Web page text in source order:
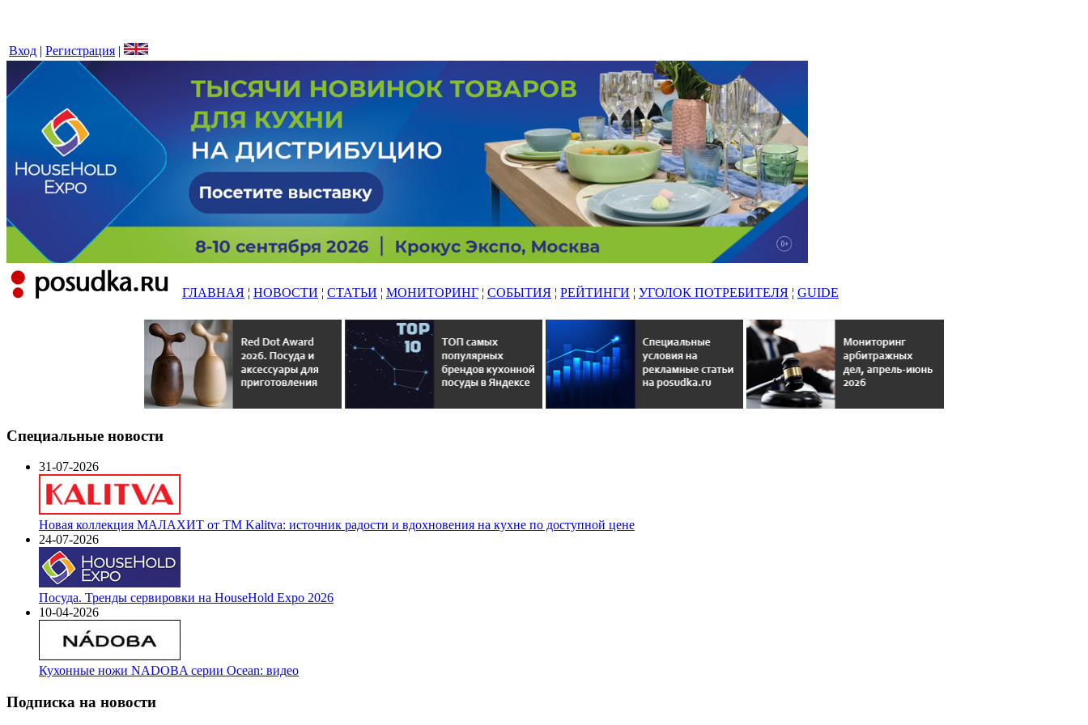
Вход | Регистрация |
ГЛАВНАЯ ¦ НОВОСТИ ¦ СТАТЬИ ¦ МОНИТОРИНГ ¦ СОБЫТИЯ ¦ РЕЙТИНГИ ¦ УГОЛОК ПОТРЕБИТЕЛЯ ¦ GUIDE
Специальные новости
31-07-2026
Новая коллекция МАЛАХИТ от ТМ Kalitva: источник радости и вдохновения на кухне по доступной цене
24-07-2026
Посуда. Тренды сервировки на HouseHold Expo 2026
10-04-2026
Кухонные ножи NADOBA серии Ocean: видео
Подписка на новости